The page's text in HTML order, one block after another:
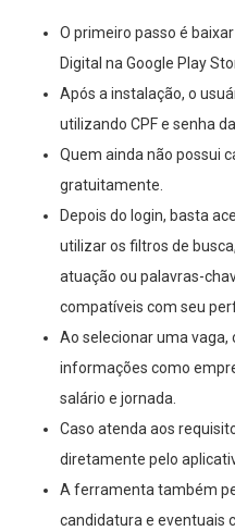
O primeiro passo é
Digital na Google Play
Após a instalação, o
utilizando CPF e senha
Quem ainda não possui
gratuitamente.
Depois do login, basta
utilizar os filtros de
atuação ou palavras-
compatíveis com seu
Ao selecionar uma vaga,
informações como
salário e jornada.
Caso atenda aos
diretamente pelo
A ferramenta também
candidatura e eventuais